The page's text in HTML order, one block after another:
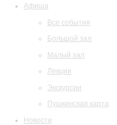
Афиша
Все события
Большой зал
Малый зал
Лекции
Экскурсии
Пушкинская карта
Новости